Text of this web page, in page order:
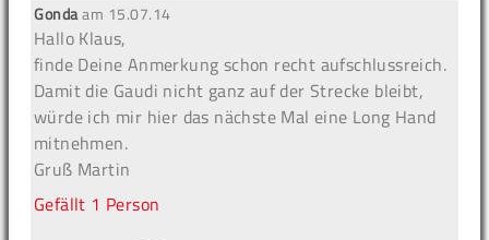
Gondaam 15.07.14
Hallo Klaus,
finde Deine Anmerkung schon recht aufschlussreich.
Damit die Gaudi nicht ganz auf der Strecke bleibt,
würde ich mir hier das nächste Mal eine Long Hand
mitnehmen.
Gruß Martin
Gefällt 1 Person